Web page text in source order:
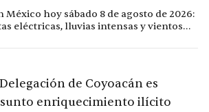
México hoy sábado 8 de agosto de 2026:
eléctricas, lluvias intensas y vientos
de Coyoacán es
enriquecimiento ilícito